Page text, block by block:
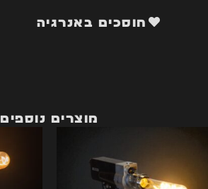
חוסכים באנרגיה
מוצרים נוספים